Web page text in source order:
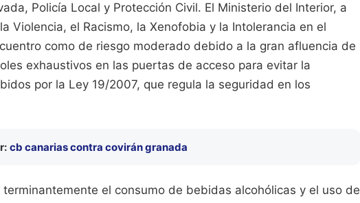
Policía Local y Protección Civil. El Ministerio del Interior, a
Violencia, el Racismo, la Xenofobia y la Intolerancia en el
como de riesgo moderado debido a la gran afluencia de
exhaustivos en las puertas de acceso para evitar la
por la Ley 19/2007, que regula la seguridad en los
cb canarias contra covirán granada
el consumo de bebidas alcohólicas y el uso de